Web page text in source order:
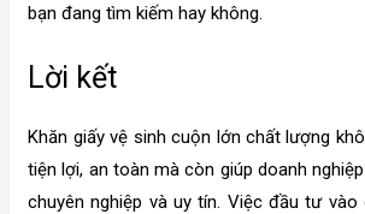
bạn đang tìm kiếm hay không.
Lời kết
Khăn giấy vệ sinh cuộn lớn chất lượng
tiện lợi, an toàn mà còn giúp doanh
chuyên nghiệp và uy tín. Việc đầu tư